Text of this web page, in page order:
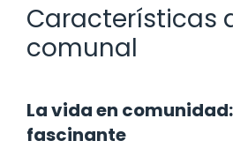
Características
comunal
La vida en
fascinante